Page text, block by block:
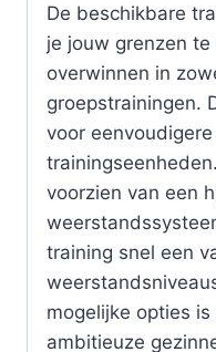
De beschikbare
je jouw grenzen
overwinnen in
groepstrainingen.
voor
voorzien van een
training snel een
mogelijke opties
ambitieuze